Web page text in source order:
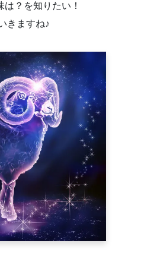
？を知りたい！
きますね♪